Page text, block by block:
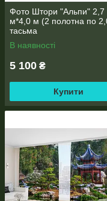
ФОТО ГАЛЕРЕЯ
РОБОТИ, ЯКІ
ТКАНИНИ ДЛЯ
ПОКРИВАВЛ
ІНФОРМАЦІЯ ПРО
Фото Штори "Альпи" 2,7
м*4,0 м (2 полотна по
тасьма
В наявності
5 100 ₴
Купити